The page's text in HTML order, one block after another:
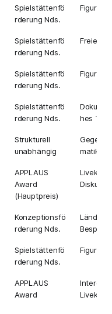
Spielstättenfö
rderung Nds.
Spielstättenfö
rderung Nds.
Freies
Spielstättenfö
rderung Nds.
Spielstättenfö
rderung Nds.
hes
Strukturell
unabhängig
matik,
APPLAUS
Award
(Hauptpreis)
Diskurs
Konzeptionsfö
rderung Nds.
Spielstättenfö
rderung Nds.
APPLAUS
Award